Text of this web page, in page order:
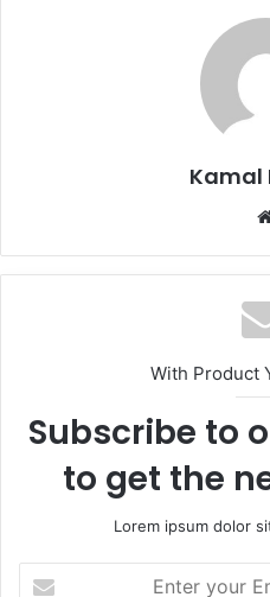
Kamal
With Product
Subscribe to
to get the
Lorem ipsum dolor